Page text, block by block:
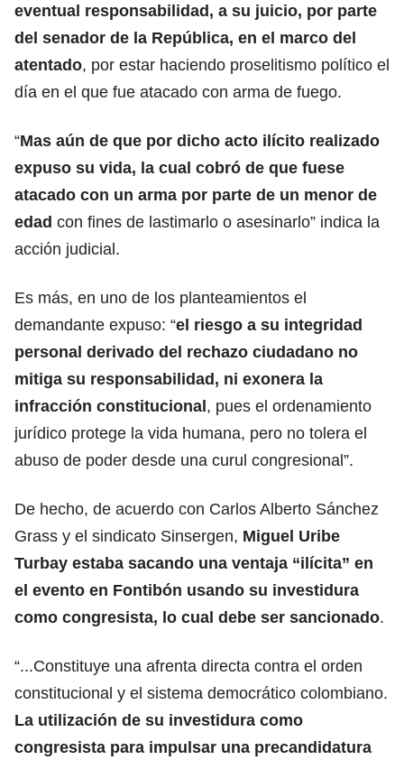
eventual responsabilidad, a su juicio, por parte
del senador de la República, en el marco del
atentado, por estar haciendo proselitismo político el
día en el que fue atacado con arma de fuego.
“Mas aún de que por dicho acto ilícito realizado
expuso su vida, la cual cobró de que fuese
atacado con un arma por parte de un menor de
edad con fines de lastimarlo o asesinarlo” indica la
acción judicial.
Es más, en uno de los planteamientos el
demandante expuso: “el riesgo a su integridad
personal derivado del rechazo ciudadano no
mitiga su responsabilidad, ni exonera la
infracción constitucional, pues el ordenamiento
jurídico protege la vida humana, pero no tolera el
abuso de poder desde una curul congresional”.
De hecho, de acuerdo con Carlos Alberto Sánchez
Grass y el sindicato Sinsergen, Miguel Uribe
Turbay estaba sacando una ventaja “ilícita” en
el evento en Fontibón usando su investidura
como congresista, lo cual debe ser sancionado.
“...Constituye una afrenta directa contra el orden
constitucional y el sistema democrático colombiano.
La utilización de su investidura como
congresista para impulsar una precandidatura